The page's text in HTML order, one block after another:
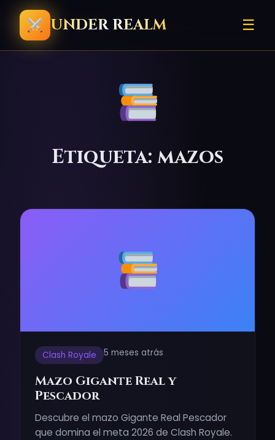
UNDER REALM ☰
Etiqueta: mazos
Clash Royale 5 meses atrás
Mazo Gigante Real y
Pescador
Descubre el mazo Gigante Real Pescador
que domina el meta 2026 de Clash Royale.